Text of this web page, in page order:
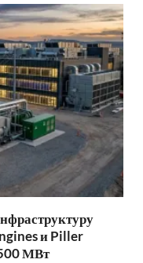
и Piller
МВт